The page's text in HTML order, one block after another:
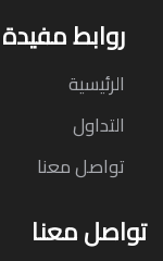
روابط مفيدة
الرئيسية
التداول
تواصل معنا
تواصل معنا